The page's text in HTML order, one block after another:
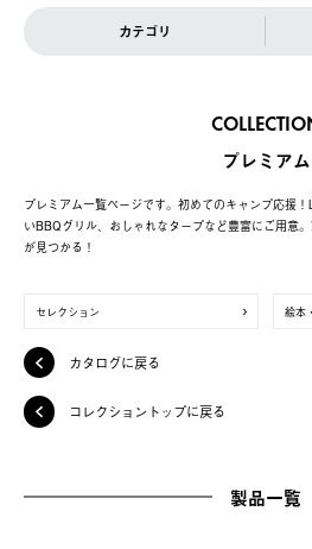
カテゴリ
プレミアム
プレミアム一覧ページです。初めてのキャンプ応援
いBBQグリル、おしゃれなタープなど豊富にご用意
が見つかる！
セレクション 絵本
カタログに戻る
コレクショントップに戻る
製品一覧